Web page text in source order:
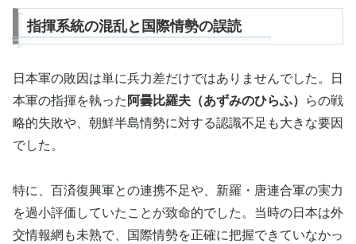
指揮系統の混乱と国際情勢の誤読
日本軍の敗因は単に兵力差だけではありませんでした。日
本軍の指揮を執った 阿曇比羅夫（あずみのひらふ）
らの戦
略的失敗や、朝鮮半島情勢に対する認識不足も大きな要因
でした。
特に、百済復興軍との連携不足や、新羅・唐連合軍の実力
を過小評価していたことが致命的でした。当時の日本は外
交情報網も未熟で、国際情勢を正確に把握できていなかっ